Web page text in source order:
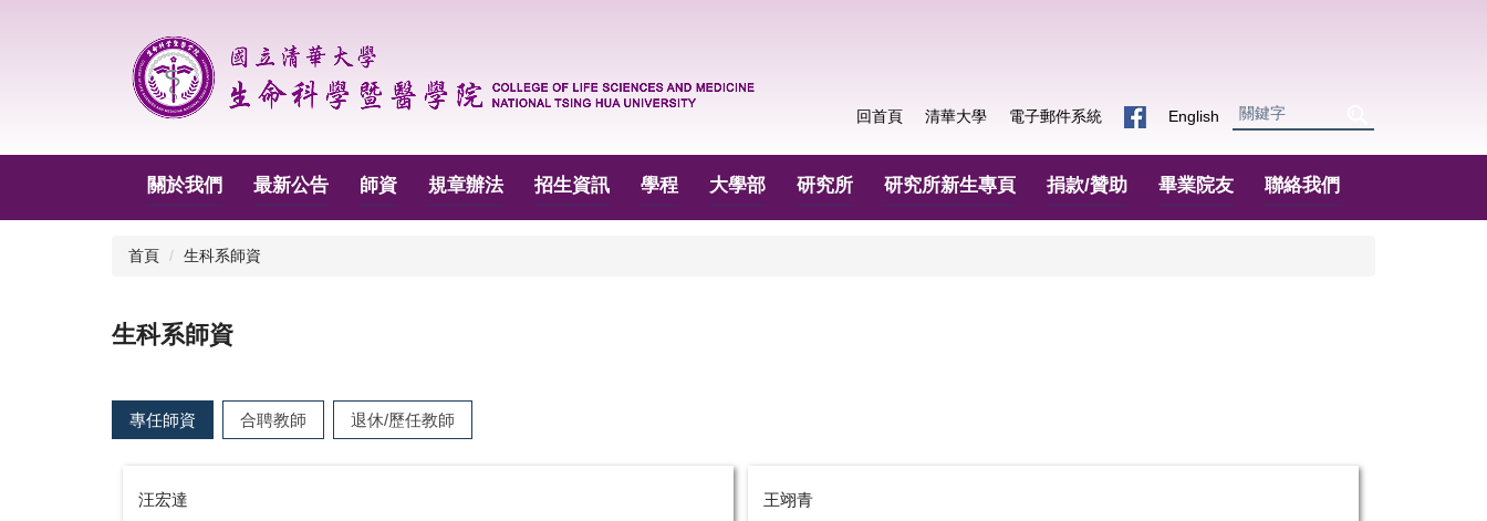
區
回首頁 清華大學 電子郵件系統 English
關於我們 最新公告 師資 規章辦法 招生資訊 學程 大學部 研究所 研究所新生專頁 捐款/贊助 畢業院友 聯絡我們
首頁 生科系師資
生科系師資
專任師資 合聘教師 退休/歷任教師
汪宏達
王翊青